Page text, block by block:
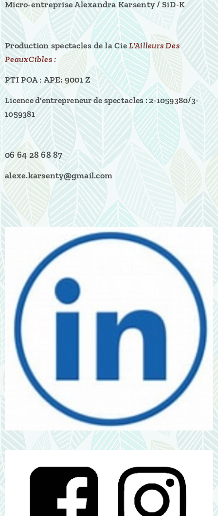
Micro-entreprise Alexandra Karsenty / SiD-K
Production spectaclesde laCieL'Ailleurs Des
PeauxCibles :
PTI POA : APE: 9001 Z
Licence d'entrepreneur de spectacles :2-1059380/3-
1059381
06 64 28 68 87
alexe.karsenty@gmail.com